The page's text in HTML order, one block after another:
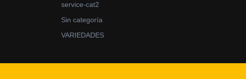
service-cat2
Sin categoría
VARIEDADES